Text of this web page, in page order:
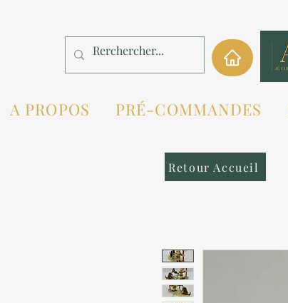
A PROPOS PRÉ-COMMANDES
Retour Accueil